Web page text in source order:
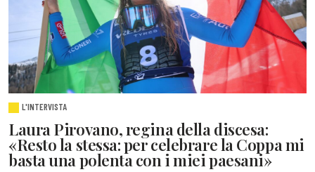
L'INTERVISTA
Laura Pirovano, regina della discesa:
«Resto la stessa: per celebrare la Coppa mi
basta una polenta con i miei paesani»